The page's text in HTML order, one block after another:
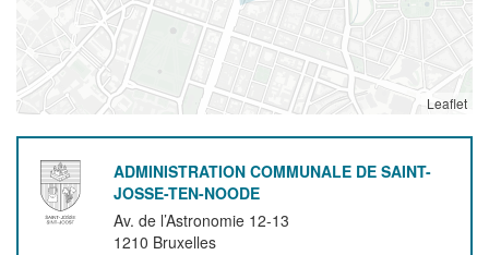
Leaflet
ADMINISTRATION COMMUNALE DE SAINT-
JOSSE-TEN-NOODE
Av. de l’Astronomie 12-13
1210 Bruxelles